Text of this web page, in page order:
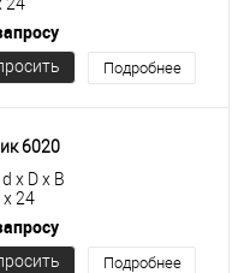
Подробнее
6020
x D x B
x 24
Подробнее